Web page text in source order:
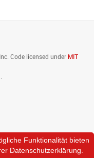
Code licensed under MIT
Funktionalität bieten
Datenschutzerklärung.